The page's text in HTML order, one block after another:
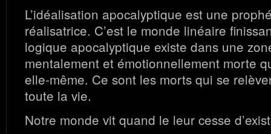
L’idéalisation apocalyptique est une
réalisatrice. C’est le monde linéaire
logique apocalyptique existe dans une
mentalement et émotionnellement morte
elle-même. Ce sont les morts qui se
toute la vie.
Notre monde vit quand le leur cesse